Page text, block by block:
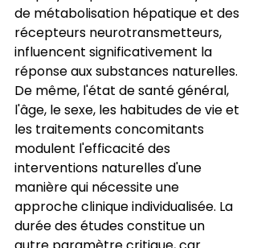
de métabolisation hépatique et des
récepteurs neurotransmetteurs,
influencent significativement la
réponse aux substances naturelles.
De même, l'état de santé général,
l'âge, le sexe, les habitudes de vie et
les traitements concomitants
modulent l'efficacité des
interventions naturelles d'une
manière qui nécessite une
approche clinique individualisée. La
durée des études constitue un